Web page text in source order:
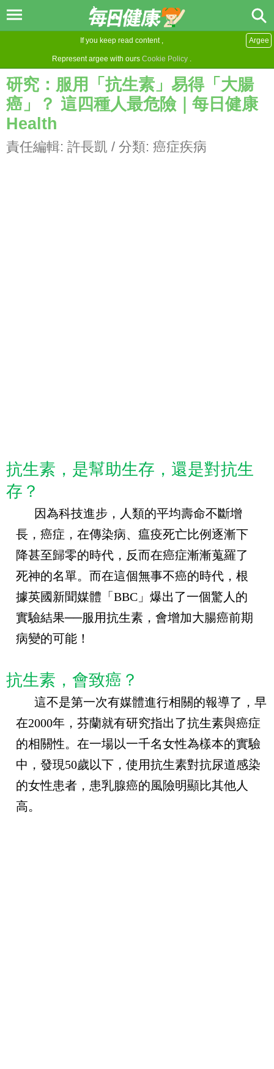
If you keep read content ,
Represent argee with ours Cookie Policy .
Argee
研究：服用「抗生素」易得「大腸
癌」？ 這四種人最危險｜每日健康
Health
責任編輯: 許長凱 / 分類: 癌症疾病
抗生素，是幫助生存，還是對抗生
存？
因為科技進步，人類的平均壽命不斷增
長，癌症，在傳染病、瘟疫死亡比例逐漸下
降甚至歸零的時代，反而在癌症漸漸蒐羅了
死神的名單。而在這個無事不癌的時代，根
據英國新聞媒體「 BBC 」爆出了一個驚人的
實驗結果──服用抗生素，會增加大腸癌前期
病變的可能！
抗生素，會致癌？
這不是第一次有媒體進行相關的報導了，早
在2000年，芬蘭就有研究指出了抗生素與癌症
的相關性。在一場以一千名女性為樣本的實驗
中，發現50歲以下，使用抗生素對抗尿道感染
的女性患者，患乳腺癌的風險明顯比其他人
高。